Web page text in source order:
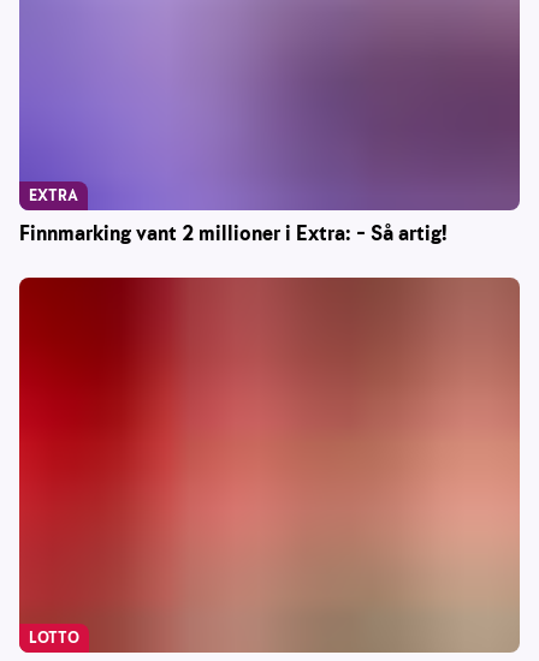
Finnmarking vant 2 millioner i Extra: – Så artig!
EXTRA
LOTTO